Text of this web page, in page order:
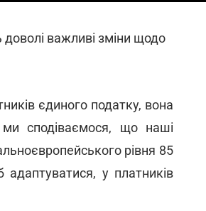
важливі зміни щодо
єдиного податку, вона
сподіваємося, що наші
рівня 85
у платників